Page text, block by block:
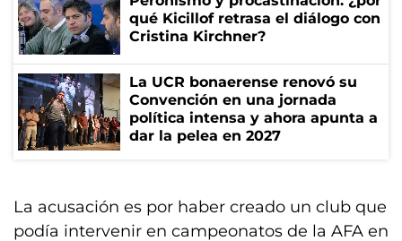
qué Kicillof retrasa el diálogo con
Cristina Kirchner?
La UCR bonaerense renovó su
Convención en una jornada
política intensa y ahora apunta a
dar la pelea en 2027
La acusación es por haber creado un club que
podía intervenir en campeonatos de la AFA en